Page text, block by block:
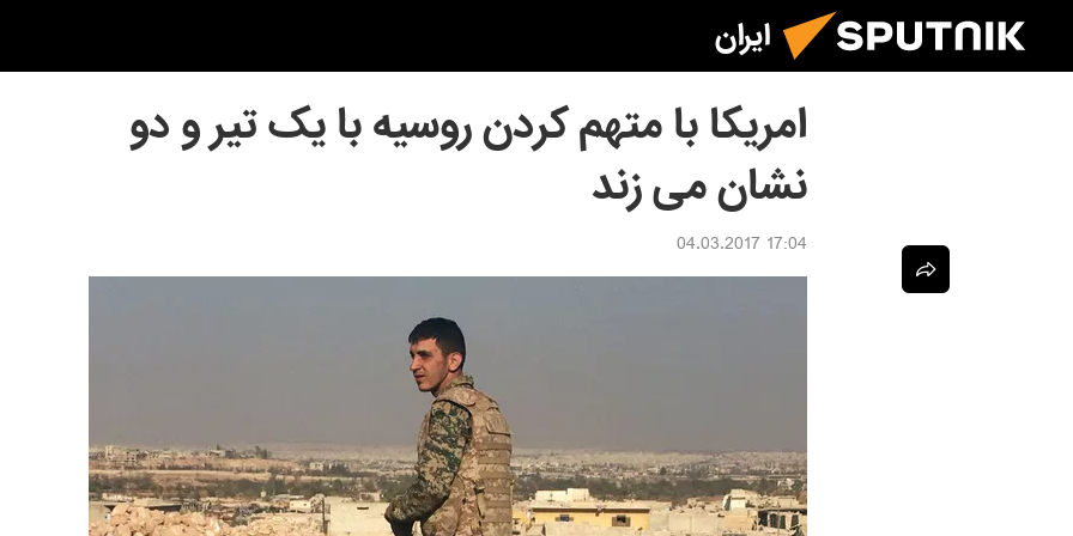
ایران
امریکا با متهم کردن روسیه با یک تیر و دو
نشان می زند
17:04 04.03.2017